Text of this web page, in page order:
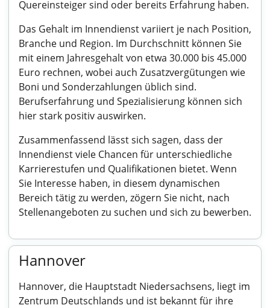
Quereinsteiger sind oder bereits Erfahrung haben.
Das Gehalt im Innendienst variiert je nach Position,
Branche und Region. Im Durchschnitt können Sie
mit einem Jahresgehalt von etwa 30.000 bis 45.000
Euro rechnen, wobei auch Zusatzvergütungen wie
Boni und Sonderzahlungen üblich sind.
Berufserfahrung und Spezialisierung können sich
hier stark positiv auswirken.
Zusammenfassend lässt sich sagen, dass der
Innendienst viele Chancen für unterschiedliche
Karrierestufen und Qualifikationen bietet. Wenn
Sie Interesse haben, in diesem dynamischen
Bereich tätig zu werden, zögern Sie nicht, nach
Stellenangeboten zu suchen und sich zu bewerben.
Hannover
Hannover, die Hauptstadt Niedersachsens, liegt im
Zentrum Deutschlands und ist bekannt für ihre